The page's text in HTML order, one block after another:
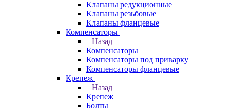
Клапаны редукционные
Клапаны резьбовые
Клапаны фланцевые
Компенсаторы
Назад
Компенсаторы
Компенсаторы под приварку
Компенсаторы фланцевые
Крепеж
Назад
Крепеж
Болты